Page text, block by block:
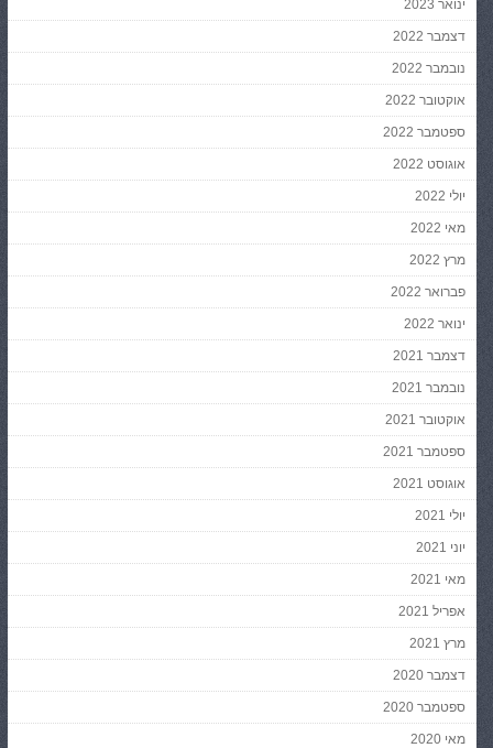
ינואר 2023
דצמבר 2022
נובמבר 2022
אוקטובר 2022
ספטמבר 2022
אוגוסט 2022
יולי 2022
מאי 2022
מרץ 2022
פברואר 2022
ינואר 2022
דצמבר 2021
נובמבר 2021
אוקטובר 2021
ספטמבר 2021
אוגוסט 2021
יולי 2021
יוני 2021
מאי 2021
אפריל 2021
מרץ 2021
דצמבר 2020
ספטמבר 2020
מאי 2020